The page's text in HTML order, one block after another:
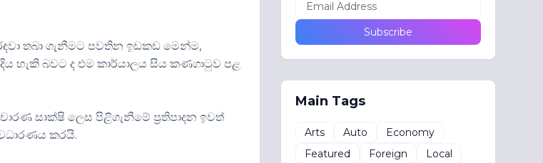
තබා ගැනීමට පවතින ඉඩකඩ මෙන්ම,
හැකි බවට ද එම කාර්යාලය සිය කණගාටුව පළ
සාක්ෂි ලෙස පිළිගැනීමේ ප්‍රතිපාදන ඉවත්
කරයි.
Main Tags
Arts Auto
Economy
Featured
Foreign
Local